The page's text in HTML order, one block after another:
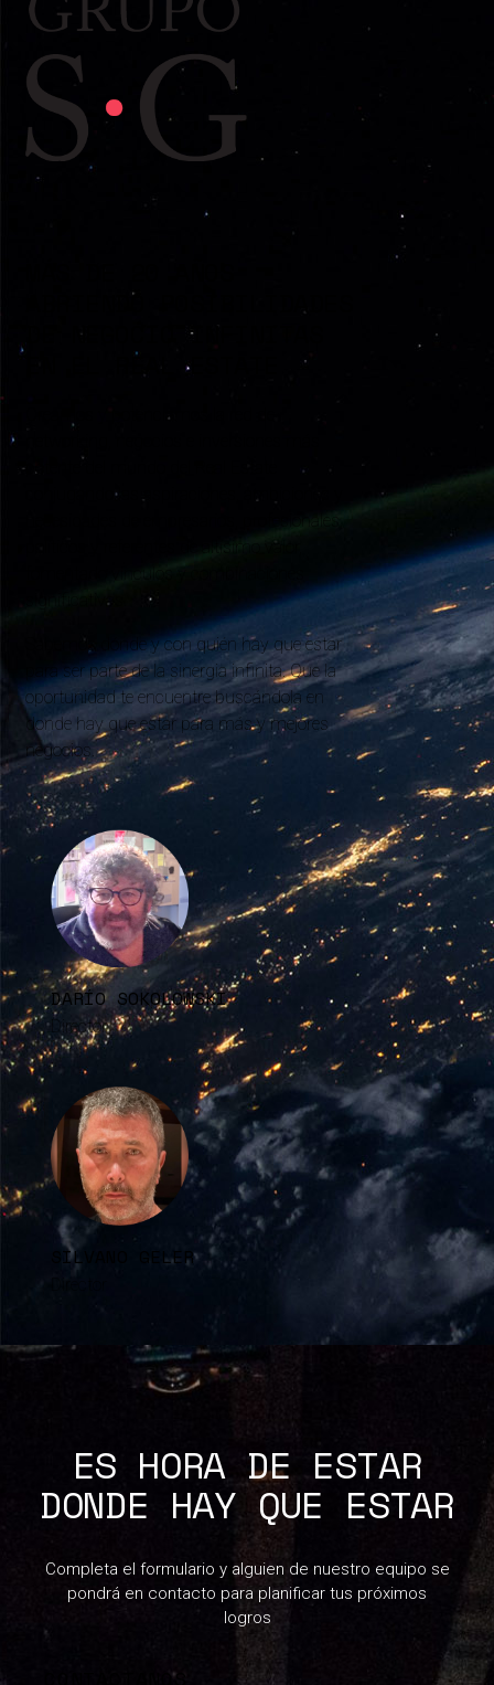
ABRIENDO POSIBILIDADES
DE NEGOCIO INFINITAS
EN EL REAL ESTATE
Creamos y potenciamos la red de
potente del mundo del Real Estate
conjugando las aspiraciones, ambiciones y
necesidades de empresarios, profesionales,
políticos y referentes de altísimo valor,
significativas.
Sabemos dónde y con quién hay que estar
para ser parte de la sinergia infinita. Que la
oportunidad te encuentre buscándola en
donde hay que estar para más y mejores
negocios.
DARÍO SOKOLOWSKI
Director
SILVANO GELER
ES HORA DE ESTAR
DONDE HAY QUE ESTAR
Completa el formulario y alguien de nuestro equipo se
pondrá en contacto para planificar tus próximos
logros
CONTACTANOS